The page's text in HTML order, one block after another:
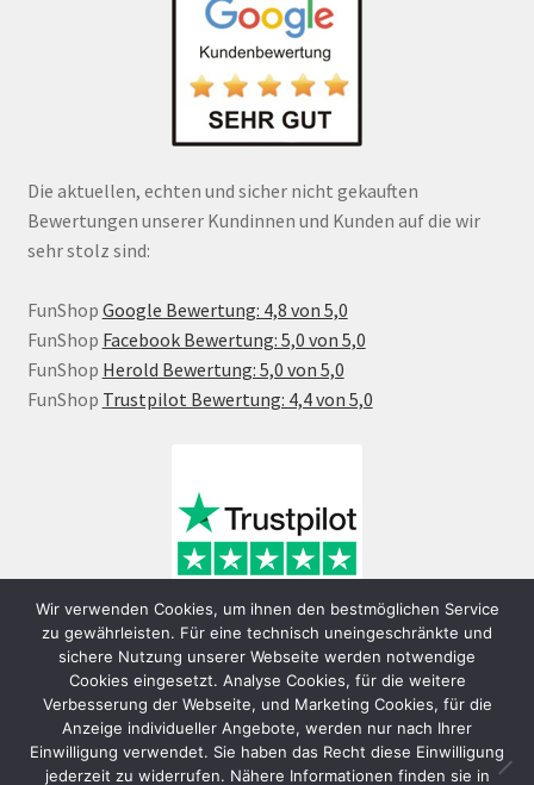
Die aktuellen, echten und sicher nicht gekauften
Bewertungen unserer Kundinnen und Kunden auf die wir
sehr stolz sind:
FunShop Google Bewertung: 4,8 von 5,0
FunShop Facebook Bewertung: 5,0 von 5,0
FunShop Herold Bewertung: 5,0 von 5,0
FunShop Trustpilot Bewertung: 4,4 von 5,0
Wir verwenden Cookies, um ihnen den bestmöglichen Service
zu gewährleisten. Für eine technisch uneingeschränkte und
sichere Nutzung unserer Webseite werden notwendige
Cookies eingesetzt. Analyse Cookies, für die weitere
Verbesserung der Webseite, und Marketing Cookies, für die
Anzeige individueller Angebote, werden nur nach Ihrer
Einwilligung verwendet. Sie haben das Recht diese Einwilligung
jederzeit zu widerrufen. Nähere Informationen finden sie in